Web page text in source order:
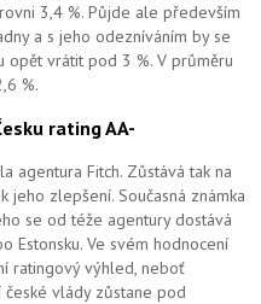
3,4 %. Půjde ale především
a s jeho odezníváním by se
opět vrátit pod 3 %. V průměru
%.
rating AA-
agentura Fitch. Zůstává tak na
zlepšení. Současná známka
se od téže agentury dostává
Estonsku. Ve svém hodnocení
ratingový výhled, neboť
vlády zůstane pod